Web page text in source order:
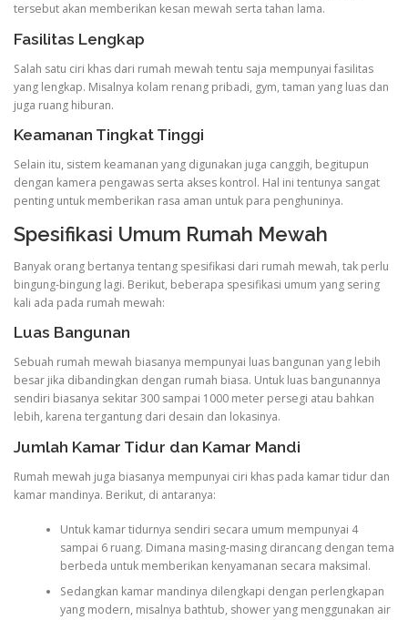
tersebut akan memberikan kesan mewah serta tahan lama.
Fasilitas Lengkap
Salah satu ciri khas dari rumah mewah tentu saja mempunyai fasilitas
yang lengkap. Misalnya kolam renang pribadi, gym, taman yang luas dan
juga ruang hiburan.
Keamanan Tingkat Tinggi
Selain itu, sistem keamanan yang digunakan juga canggih, begitupun
dengan kamera pengawas serta akses kontrol. Hal ini tentunya sangat
penting untuk memberikan rasa aman untuk para penghuninya.
Spesifikasi Umum Rumah Mewah
Banyak orang bertanya tentang spesifikasi dari rumah mewah, tak perlu
bingung-bingung lagi. Berikut, beberapa spesifikasi umum yang sering
kali ada pada rumah mewah:
Luas Bangunan
Sebuah rumah mewah biasanya mempunyai luas bangunan yang lebih
besar jika dibandingkan dengan rumah biasa. Untuk luas bangunannya
sendiri biasanya sekitar 300 sampai 1000 meter persegi atau bahkan
lebih, karena tergantung dari desain dan lokasinya.
Jumlah Kamar Tidur dan Kamar Mandi
Rumah mewah juga biasanya mempunyai ciri khas pada kamar tidur dan
kamar mandinya. Berikut, di antaranya:
Untuk kamar tidurnya sendiri secara umum mempunyai 4
sampai 6 ruang. Dimana masing-masing dirancang dengan tema
berbeda untuk memberikan kenyamanan secara maksimal.
Sedangkan kamar mandinya dilengkapi dengan perlengkapan
yang modern, misalnya bathtub, shower yang menggunakan air